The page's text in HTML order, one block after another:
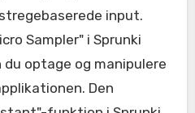
input.
Sampler" i Sprunki
du optage og manipulere
Den